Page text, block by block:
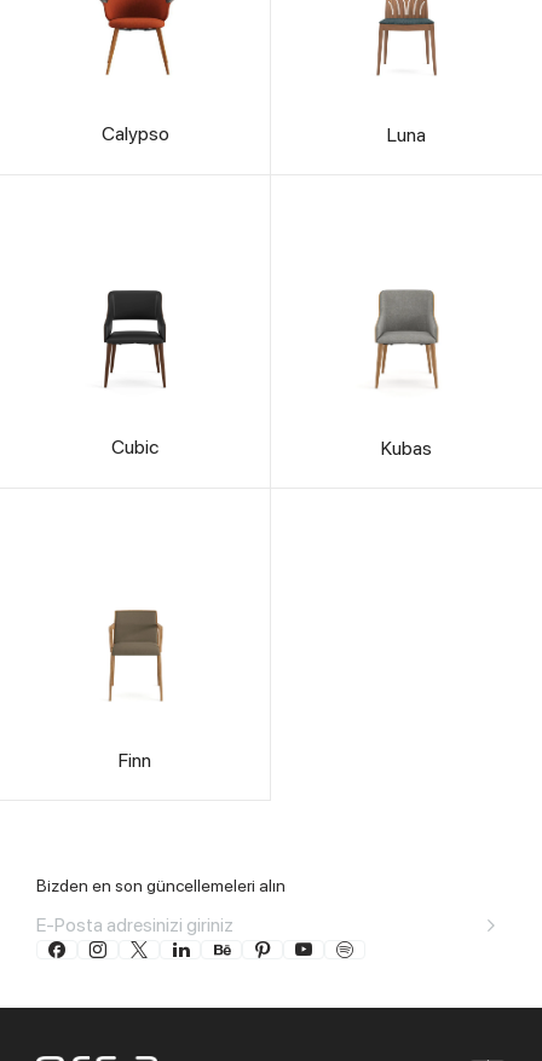
Calypso Luna
Cubic Kubas
Finn
Bizden en son güncellemeleri alın